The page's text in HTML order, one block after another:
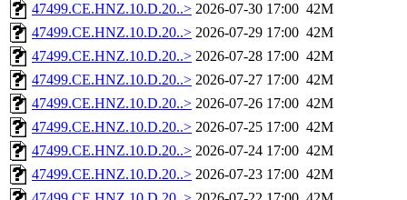
47499.CE.HNZ.10.D.20..> 2026-07-30 17:00 42M
47499.CE.HNZ.10.D.20..> 2026-07-29 17:00 42M
47499.CE.HNZ.10.D.20..> 2026-07-28 17:00 42M
47499.CE.HNZ.10.D.20..> 2026-07-27 17:00 42M
47499.CE.HNZ.10.D.20..> 2026-07-26 17:00 42M
47499.CE.HNZ.10.D.20..> 2026-07-25 17:00 42M
47499.CE.HNZ.10.D.20..> 2026-07-24 17:00 42M
47499.CE.HNZ.10.D.20..> 2026-07-23 17:00 42M